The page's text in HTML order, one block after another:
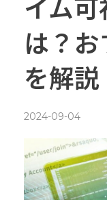
イム可
は？
を解説
2024-09-04